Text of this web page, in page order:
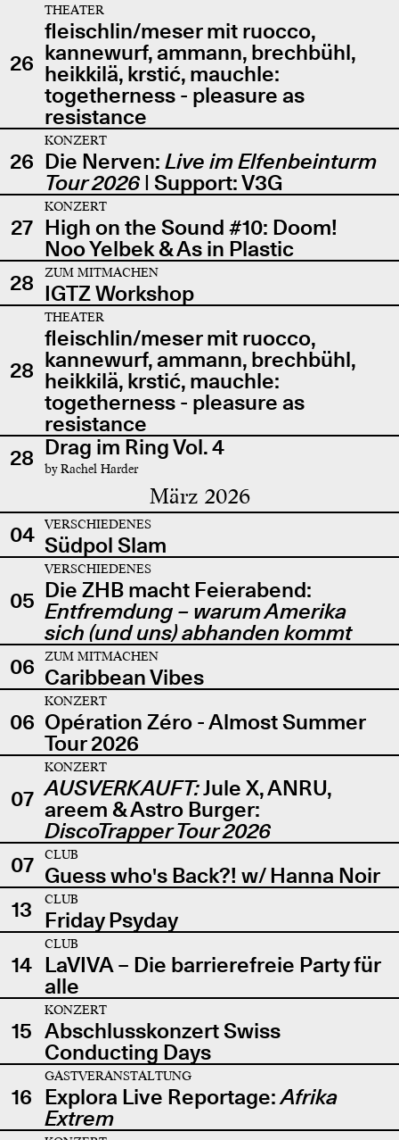
26
THEATER
fleischlin/meser mit ruocco,
kannewurf, ammann, brechbühl,
heikkilä, krstić, mauchle:
togetherness - pleasure as
resistance
26
KONZERT
Die Nerven: Live im Elfenbeinturm
Tour 2026| Support: V3G
27
KONZERT
High on the Sound #10: Doom!
Noo Yelbek & As in Plastic
28
ZUM MITMACHEN
IGTZ Workshop
28
THEATER
fleischlin/meser mit ruocco,
kannewurf, ammann, brechbühl,
heikkilä, krstić, mauchle:
togetherness - pleasure as
resistance
28 Drag im Ring Vol. 4
by Rachel Harder
März 2026
04 VERSCHIEDENES
Südpol Slam
05
VERSCHIEDENES
Die ZHB macht Feierabend:
Entfremdung – warum Amerika
sich (und uns) abhanden kommt
06
ZUM MITMACHEN
Caribbean Vibes
06
KONZERT
Opération Zéro - Almost Summer
Tour 2026
07
KONZERT
AUSVERKAUFT:Jule X, ANRU,
areem & Astro Burger:
DiscoTrapper Tour 2026
07
CLUB
Guess who's Back?! w/ Hanna Noir
13
CLUB
Friday Psyday
14
CLUB
LaVIVA – Die barrierefreie Party für
alle
15
KONZERT
Abschlusskonzert Swiss
Conducting Days
16
GASTVERANSTALTUNG
Explora Live Reportage:Afrika
Extrem